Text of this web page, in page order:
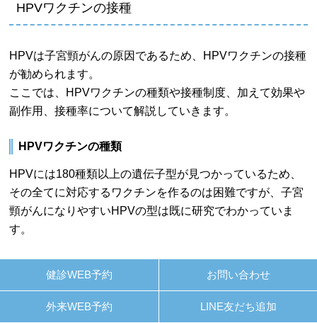
健診WEB予約 お問い合わせ
外来WEB予約 LINE友だち追加
HPVワクチンの接種
HPVは子宮頸がんの原因であるため、HPVワクチンの接種
が勧められます。
ここでは、HPVワクチンの種類や接種制度、加えて効果や
副作用、接種率について解説していきます。
HPVワクチンの種類
HPVには180種類以上の遺伝子型が見つかっているため、
その全てに対応するワクチンを作るのは困難ですが、子宮
頸がんになりやすいHPVの型は既に研究でわかっていま
す。
加え尖圭コンジローマの原因となる6型、11型を含む4価の